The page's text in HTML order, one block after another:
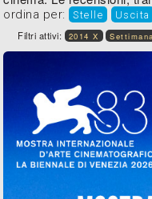
ordina per: Stelle Uscita
Filtri attivi: 2014 X